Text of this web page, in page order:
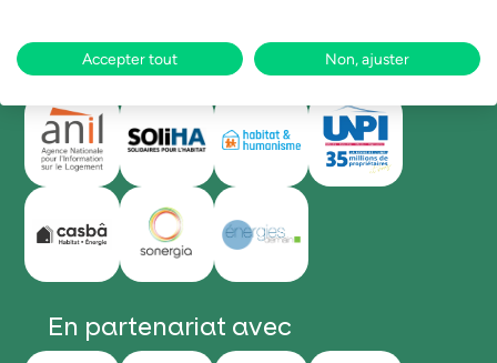
Un service délivré par
En partenariat avec
Accepter tout Non, ajuster